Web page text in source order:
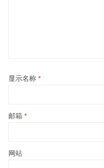
显示名称 *
邮箱 *
网站